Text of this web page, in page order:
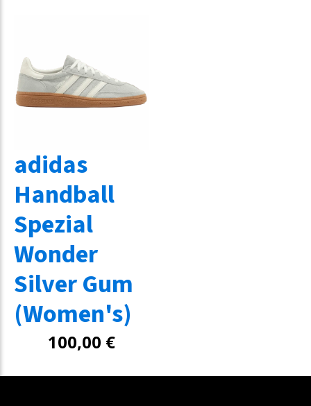
adidas
Handball
Spezial
Wonder
Silver Gum
(Women's)
100,00 €